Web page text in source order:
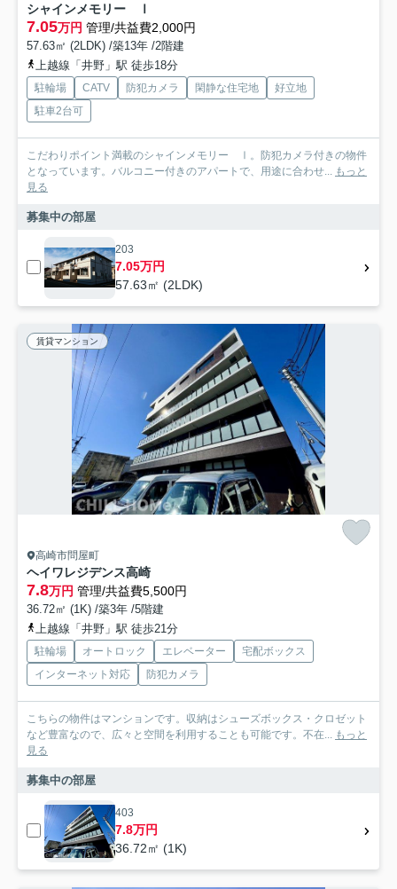
シャインメモリー Ⅰ
7.05万円 管理/共益費2,000円
57.63㎡ (2LDK) /築13年 /2階建
上越線「井野」駅 徒歩18分
駐輪場 CATV 防犯カメラ 閑静な住宅地
好立地
駐車2台可
こだわりポイント満載のシャインメモリー Ⅰ。防犯カメラ付きの物件
となっています。バルコニー付きのアパートで、用途に合わせ...
もっと
見る
募集中の部屋
203
7.05万円
57.63㎡ (2LDK)
賃貸マンション
高崎市問屋町
ヘイワレジデンス高崎
7.8万円 管理/共益費5,500円
36.72㎡ (1K) /築3年 /5階建
上越線「井野」駅 徒歩21分
駐輪場 オートロック エレベーター
宅配ボックス
インターネット対応
防犯カメラ
こちらの物件はマンションです。収納はシューズボックス・クロゼット
など豊富なので、広々と空間を利用することも可能です。不在...
もっと
見る
募集中の部屋
403
7.8万円
36.72㎡ (1K)